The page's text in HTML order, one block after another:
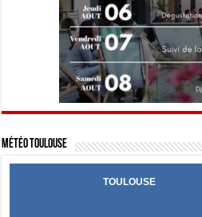
Météo Toulouse